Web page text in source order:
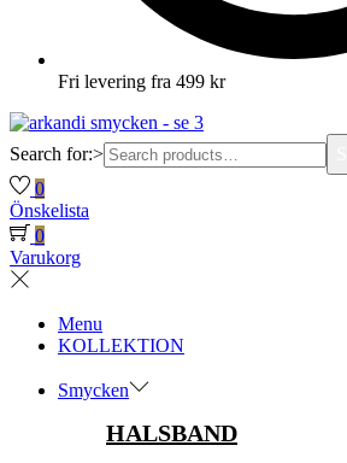
Fri levering fra 499 kr
Search for:>
0
Önskelista
0
Varukorg
Menu
KOLLEKTION
Smycken
HALSBAND